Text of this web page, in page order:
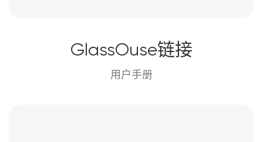
GlassOuse链接
用户手册